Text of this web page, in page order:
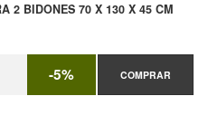
2 BIDONES 70 X 130 X 45 CM
-5% COMPRAR